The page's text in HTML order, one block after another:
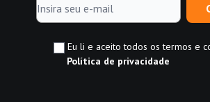
Eu li e aceito todos os termos e
Política de privacidade